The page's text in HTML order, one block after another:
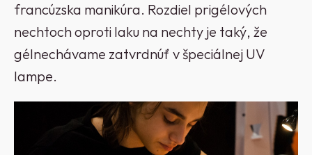
francúzska manikúra. Rozdiel prigélových
nechtoch oproti laku na nechty je taký, že
gélnechávame zatvrdnúť v špeciálnej UV
lampe.